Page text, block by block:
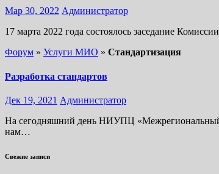
Мар 30, 2022 Администратор
17 марта 2022 года состоялось заседание
Форум » Услуги МИО » Стандартизация
Разработка стандартов
Дек 19, 2021 Администратор
На сегодняшний день НИУПЦ «Межрегиональный
нам…
Свежие записи